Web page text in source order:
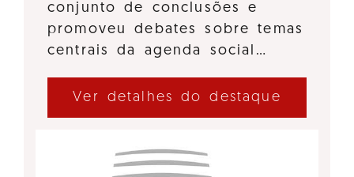
conjunto de conclusões e
promoveu debates sobre temas
centrais da agenda social…
Ver detalhes do destaque